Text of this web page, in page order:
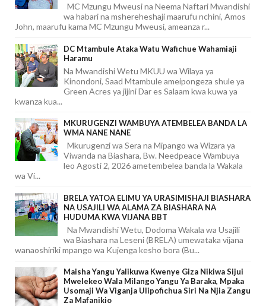
MC Mzungu Mweusi na Neema Naftari Mwandishi
wa habari na mshereheshaji maarufu nchini, Amos
John, maarufu kama MC Mzungu Mweusi, ameanza r...
DC Mtambule Ataka Watu Wafichue Wahamiaji
Haramu
Na Mwandishi Wetu MKUU wa Wilaya ya
Kinondoni, Saad Mtambule ameipongeza shule ya
Green Acres ya jijini Dar es Salaam kwa kuwa ya
kwanza kua...
MKURUGENZI WAMBUYA ATEMBELEA BANDA LA
WMA NANE NANE
Mkurugenzi wa Sera na Mipango wa Wizara ya
Viwanda na Biashara, Bw. Needpeace Wambuya
leo Agosti 2, 2026 ametembelea banda la Wakala
wa Vi...
BRELA YATOA ELIMU YA URASIMISHAJI BIASHARA
NA USAJILI WA ALAMA ZA BIASHARA NA
HUDUMA KWA VIJANA BBT
Na Mwandishi Wetu, Dodoma Wakala wa Usajili
wa Biashara na Leseni (BRELA) umewataka vijana
wanaoshiriki mpango wa Kujenga kesho bora (Bu...
Maisha Yangu Yalikuwa Kwenye Giza Nikiwa Sijui
Mwelekeo Wala Milango Yangu Ya Baraka, Mpaka
Usomaji Wa Viganja Ulipofichua Siri Na Njia Zangu
Za Mafanikio